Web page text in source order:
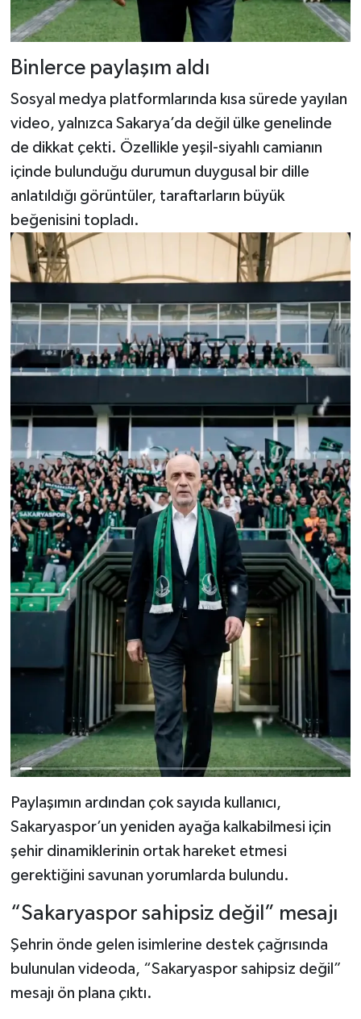
Binlerce paylaşım aldı
Sosyal medya platformlarında kısa sürede yayılan
video, yalnızca Sakarya’da değil ülke genelinde
de dikkat çekti. Özellikle yeşil-siyahlı camianın
içinde bulunduğu durumun duygusal bir dille
anlatıldığı görüntüler, taraftarların büyük
beğenisini topladı.
Paylaşımın ardından çok sayıda kullanıcı,
Sakaryaspor’un yeniden ayağa kalkabilmesi için
şehir dinamiklerinin ortak hareket etmesi
gerektiğini savunan yorumlarda bulundu.
“Sakaryaspor sahipsiz değil” mesajı
Şehrin önde gelen isimlerine destek çağrısında
bulunulan videoda, “Sakaryaspor sahipsiz değil”
mesajı ön plana çıktı.